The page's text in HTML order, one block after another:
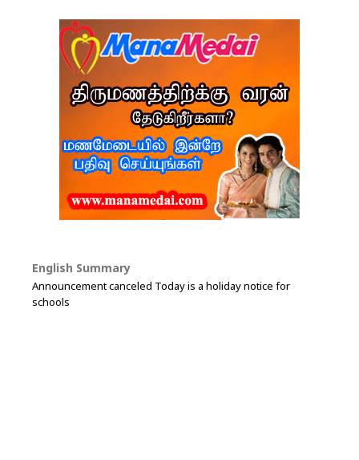
English Summary
Announcement canceled Today is a holiday notice for
schools